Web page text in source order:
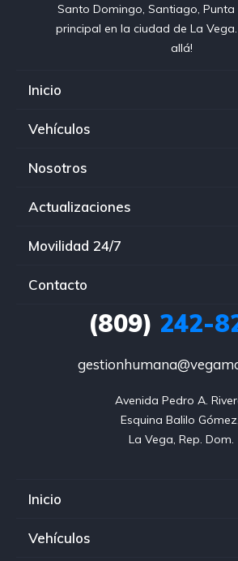
Santo Domingo, Santiago, Punta
principal en la ciudad de La
allá!
Inicio
Vehículos
Nosotros
Actualizaciones
Movilidad 24/7
Contacto
(809) 242-
Avenida Pedro A.
Esquina Balilo Gómez,
La Vega, Rep. Dom.
Inicio
Vehículos